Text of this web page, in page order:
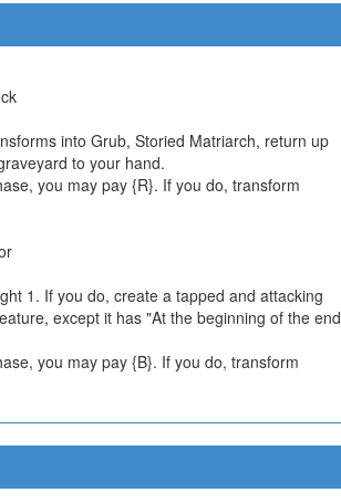
into Grub, Storied Matriarch, return up
to your hand.
you may pay {R}. If you do, transform
1. If you do, create a tapped and attacking
except it has "At the beginning of the end
you may pay {B}. If you do, transform